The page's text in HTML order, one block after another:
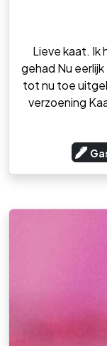
Lieve kaat. Ik
gehad Nu
tot nu toe
verzoening